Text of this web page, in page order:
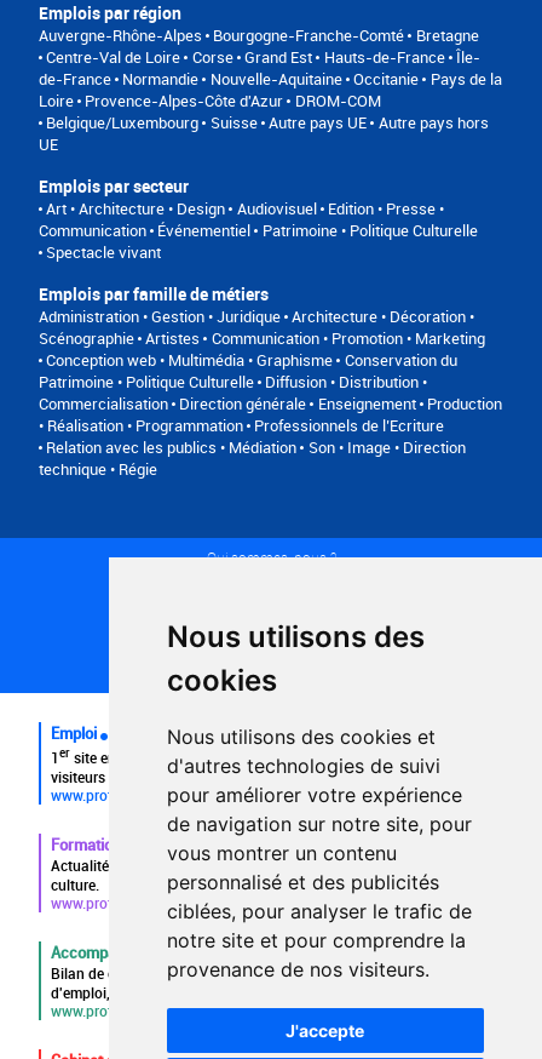
Nous utilisons des
cookies
Nous utilisons des cookies et
d'autres technologies de suivi
pour améliorer votre expérience
de navigation sur notre site, pour
vous montrer un contenu
personnalisé et des publicités
ciblées, pour analyser le trafic de
notre site et pour comprendre la
provenance de nos visiteurs.
J'accepte
Emplois par région
Auvergne-Rhône-Alpes Bourgogne-Franche-Comté
Bretagne
Centre-Val de Loire Corse Grand Est Hauts-de-France Île-
de-France Normandie Nouvelle-Aquitaine Occitanie
Pays de la
Loire Provence-Alpes-Côte d'Azur
DROM-COM
Belgique/Luxembourg
Suisse Autre pays UE Autre pays hors
UE
Emplois par secteur
Art • Architecture • Design Audiovisuel Edition • Presse •
Communication Événementiel
Patrimoine • Politique Culturelle
Spectacle vivant
Emplois par famille de métiers
Administration • Gestion • Juridique Architecture • Décoration •
Scénographie Artistes
Communication • Promotion • Marketing
Conception web • Multimédia • Graphisme Conservation du
Patrimoine • Politique Culturelle Diffusion • Distribution •
Commercialisation Direction générale Enseignement Production
• Réalisation • Programmation Professionnels de l’Ecriture
Relation avec les publics • Médiation
Son • Image • Direction
technique • Régie
Qui sommes-nous ?
Plan du site
FAQ recruteurs
FAQ
Emploi
1er site emploi du secteur culturel 784.000 visites et 230.000
visiteurs uniques par mois.
www.profilculture.com
Formation
Actualités, guide et annuaire des formations aux métiers de la
culture.
www.profilculture-formation.com
Accompagnement professionnel
Bilan de compétences, coaching, techniques de recherche
d'emploi, entretien conseil.
www.profilculture-competences.com